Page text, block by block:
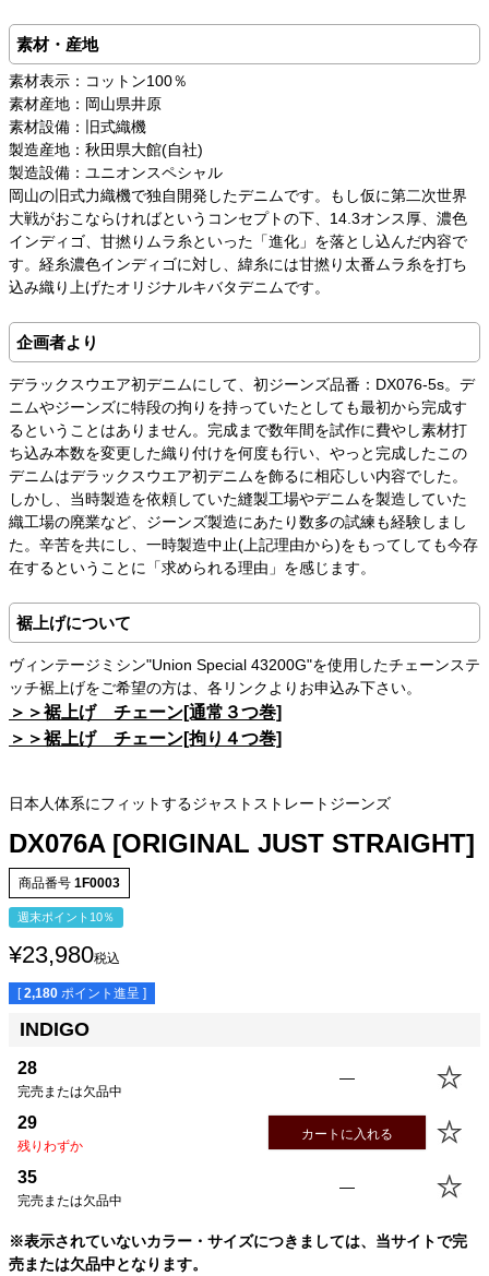
素材・産地
素材表示：コットン100％
素材産地：岡山県井原
素材設備：旧式織機
製造産地：秋田県大館(自社)
製造設備：ユニオンスペシャル
岡山の旧式力織機で独自開発したデニムです。もし仮に第二次世界
大戦がおこならければというコンセプトの下、14.3オンス厚、濃色
インディゴ、甘撚りムラ糸といった「進化」を落とし込んだ内容で
す。経糸濃色インディゴに対し、緯糸には甘撚り太番ムラ糸を打ち
込み織り上げたオリジナルキバタデニムです。
企画者より
デラックスウエア初デニムにして、初ジーンズ品番：DX076-5s。デ
ニムやジーンズに特段の拘りを持っていたとしても最初から完成す
るということはありません。完成まで数年間を試作に費やし素材打
ち込み本数を変更した織り付けを何度も行い、やっと完成したこの
デニムはデラックスウエア初デニムを飾るに相応しい内容でした。
しかし、当時製造を依頼していた縫製工場やデニムを製造していた
織工場の廃業など、ジーンズ製造にあたり数多の試練も経験しまし
た。辛苦を共にし、一時製造中止(上記理由から)をもってしても今存
在するということに「求められる理由」を感じます。
裾上げについて
ヴィンテージミシン"Union Special 43200G"を使用したチェーンステ
ッチ裾上げをご希望の方は、各リンクよりお申込み下さい。
＞＞裾上げ チェーン[通常３つ巻]
＞＞裾上げ チェーン[拘り４つ巻]
28
19.5cm
29
89.0cm
30
31
89.0cm
32
89.0cm 81.3cm 24.0cm33.0cm 21.0cm
33
89.0cm 83.8cm 24.0cm
日本人体系にフィットするジャストストレートジーンズ
DX076A [ORIGINAL JUST STRAIGHT]
商品番号 1F0003
週末ポイント10％
¥23,980税込
[ 2,180 ポイント進呈 ]
INDIGO
28
完売または欠品中
—
29
残りわずか
カートに入れる
35
完売または欠品中
—
※表示されていないカラー・サイズにつきましては、当サイトで完
売または欠品中となります。